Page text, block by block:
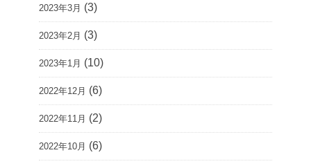
2023年3月 (3)
2023年2月 (3)
2023年1月 (10)
2022年12月 (6)
2022年11月 (2)
2022年10月 (6)